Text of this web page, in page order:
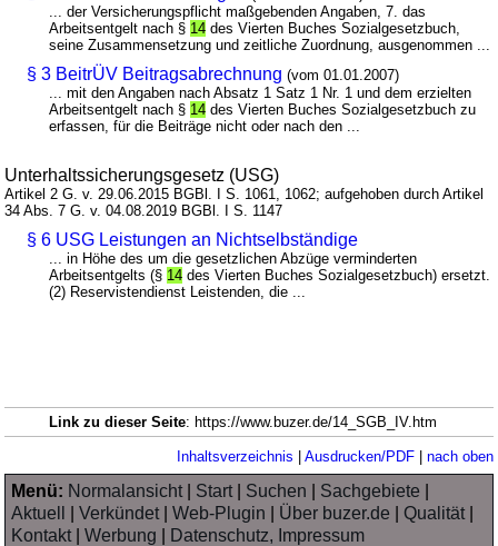
... der Versicherungspflicht maßgebenden Angaben, 7. das
Arbeitsentgelt nach § 14 des Vierten Buches Sozialgesetzbuch,
seine Zusammensetzung und zeitliche Zuordnung, ausgenommen ...
§ 3 BeitrÜV Beitragsabrechnung (vom 01.01.2007)
... mit den Angaben nach Absatz 1 Satz 1 Nr. 1 und dem erzielten
Arbeitsentgelt nach § 14 des Vierten Buches Sozialgesetzbuch zu
erfassen, für die Beiträge nicht oder nach den ...
Unterhaltssicherungsgesetz (USG)
Artikel 2 G. v. 29.06.2015 BGBl. I S. 1061, 1062; aufgehoben durch Artikel
34 Abs. 7 G. v. 04.08.2019 BGBl. I S. 1147
§ 6 USG Leistungen an Nichtselbständige
... in Höhe des um die gesetzlichen Abzüge verminderten
Arbeitsentgelts (§ 14 des Vierten Buches Sozialgesetzbuch) ersetzt.
(2) Reservistendienst Leistenden, die ...
Link zu dieser Seite: https://www.buzer.de/14_SGB_IV.htm
Inhaltsverzeichnis | Ausdrucken/PDF| nach oben
Menü: Normalansicht| Start| Suchen Sachgebiete
Aktuell
|Verkündet|Web-Plugin Über buzer.de |Qualität|
Kontakt|Werbung Datenschutz, Impressum